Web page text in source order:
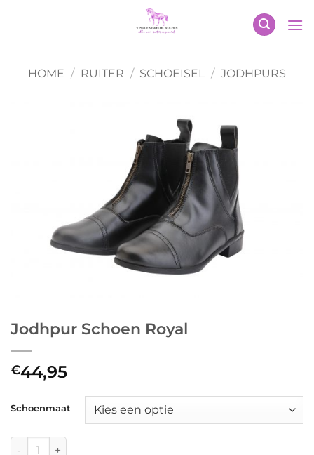
HOME / RUITER / SCHOEISEL / JODHPURS
Jodhpur Schoen Royal
€44,95
Schoenmaat
Jodhpur Schoen Royal aantal